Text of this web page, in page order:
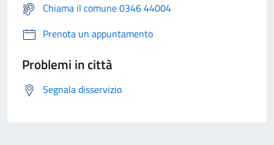
Chiama il comune 0346 44004
Prenota un appuntamento
Problemi in città
Segnala disservizio